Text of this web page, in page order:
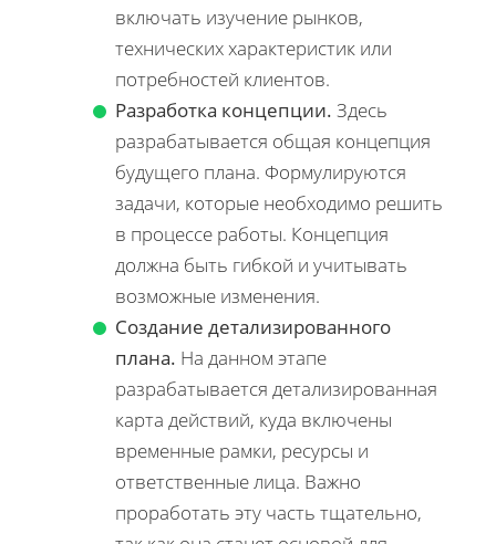
включать изучение рынков,
технических характеристик или
потребностей клиентов.
Разработка концепции. Здесь
разрабатывается общая концепция
будущего плана. Формулируются
задачи, которые необходимо решить
в процессе работы. Концепция
должна быть гибкой и учитывать
возможные изменения.
Создание детализированного
плана. На данном этапе
разрабатывается детализированная
карта действий, куда включены
временные рамки, ресурсы и
ответственные лица. Важно
проработать эту часть тщательно,